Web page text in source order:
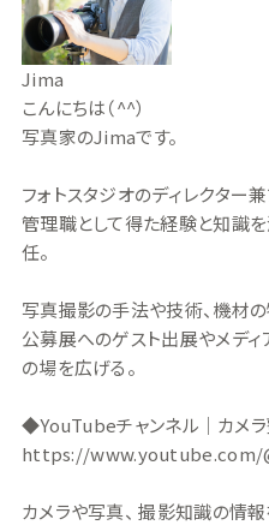
Jima
こんにちは（^^）
写真家のJimaです。
フォトスタジオのディレクター
管理職として得た経験と知識
任。
写真撮影の手法や技術、機材
公募展へのゲスト出展やメデ
の場を広げる。
◆YouTubeチャンネル｜カメラ
https://www.youtube.com/
カメラや写真、 撮影知識の情報